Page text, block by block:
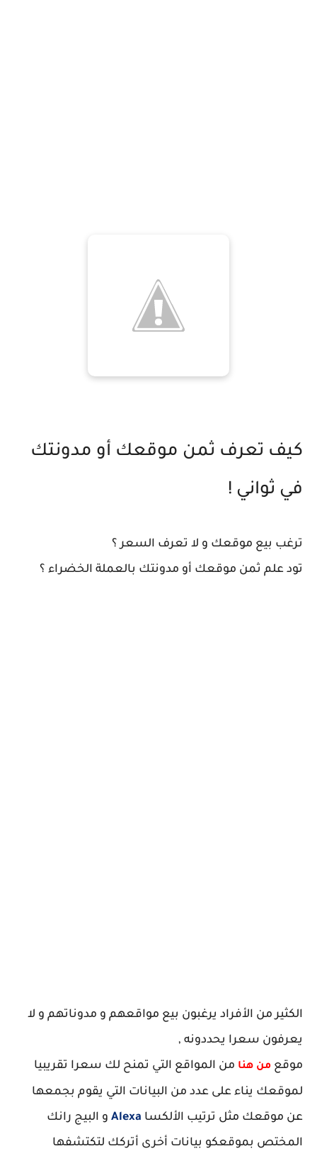
كيف تعرف ثمن موقعك أو مدونتك
في ثواني !
ترغب بيع موقعك و لا تعرف السعر ؟
تود علم ثمن موقعك أو مدونتك بالعملة الخضراء ؟
الكثير من الأفراد يرغبون بيع مواقعهم و مدوناتهم و لا
يعرفون سعرا يحددونه ,
موقع من هنا من المواقع التي تمنح لك سعرا تقريبيا
لموقعك يناء على عدد من البيانات التي يقوم بجمعها
عن موقعك مثل ترتيب الألكسا Alexa و البيج رانك
المختص بموقعكو بيانات أخرى أتركك لتكتشفها